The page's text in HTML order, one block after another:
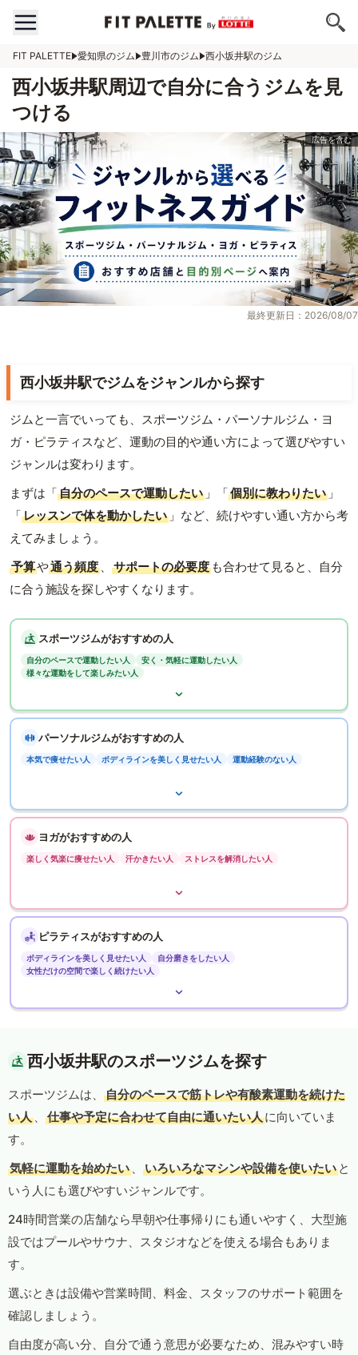
FIT PALETTE 愛知県のジム 豊川市のジム 西小坂井駅のジム
西小坂井駅周辺で自分に合うジムを見
つける
最終更新日：2026/08/07
西小坂井駅でジムをジャンルから探す
ジムと一言でいっても、スポーツジム・パーソナルジム・ヨ
ガ・ピラティスなど、運動の目的や通い方によって選びやすい
ジャンルは変わります。
まずは「自分のペースで運動したい 」「個別に教わりたい 」
「レッスンで体を動かしたい 」など、続けやすい通い方から考
えてみましょう。
予算や通う頻度 、 サポートの必要度 も合わせて見ると、自分
に合う施設を探しやすくなります。
スポーツジムがおすすめの人
自分のペースで運動したい人
安く・気軽に運動したい人
様々な運動をして楽しみたい人
パーソナルジムがおすすめの人
本気で痩せたい人 ボディラインを美しく見せたい人 運動経験のない人
ヨガがおすすめの人
楽しく気楽に痩せたい人 汗かきたい人 ストレスを解消したい人
ピラティスがおすすめの人
ボディラインを美しく見せたい人
自分磨きをしたい人
女性だけの空間で楽しく続けたい人
西小坂井駅のスポーツジムを探す
スポーツジムは、
自分のペースで筋トレや有酸素運動を続けた
い人 、 仕事や予定に合わせて自由に通いたい人に向いていま
す。
気軽に運動を始めたい 、 いろいろなマシンや設備を使いたい と
いう人にも選びやすいジャンルです。
24時間営業の店舗なら早朝や仕事帰りにも通いやすく、大型施
設ではプールやサウナ、スタジオなどを使える場合もありま
す。
選ぶときは設備や営業時間、料金、スタッフのサポート範囲を
確認しましょう。
自由度が高い分、自分で通う意思が必要なため、混みやすい時